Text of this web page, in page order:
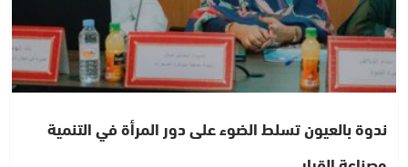
ندوة بالعيون تسلط الضوء على دور المرأة في التنمية